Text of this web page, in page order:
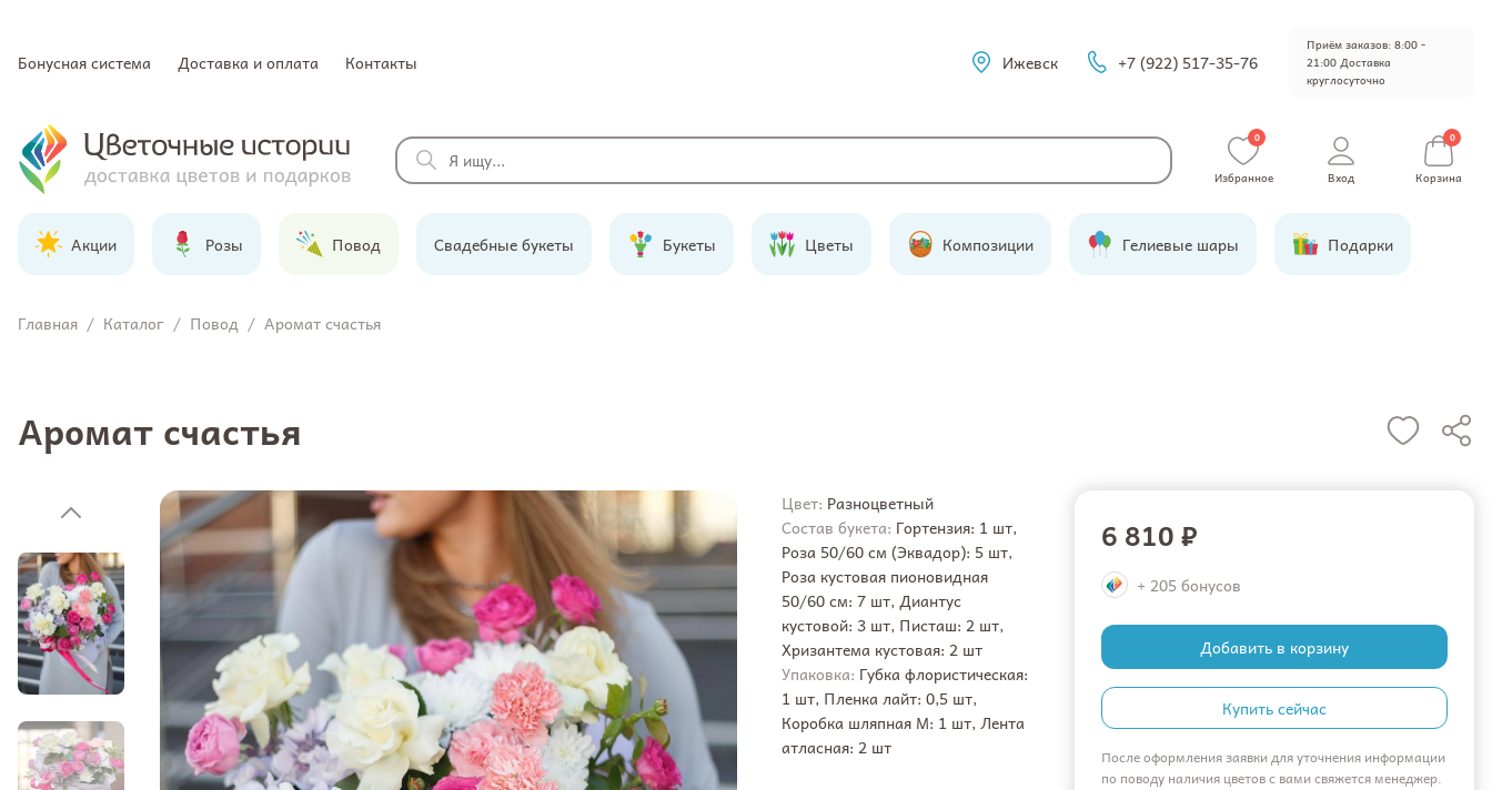
Бонусная система Доставка и оплата Контакты Ижевск +7 (922) 517-35-76
Приём заказов: 8:00 -
21:00 Доставка
круглосуточно
0
Избранное Вход
0
Корзина
Акции Розы Повод Свадебные букеты Букеты Цветы Композиции Гелиевые шары Подарки
Главная / Каталог / Повод / Аромат счастья
Аромат счастья
Цвет: Разноцветный
Состав букета: Гортензия: 1 шт,
Роза 50/60 см (Эквадор): 5 шт,
Роза кустовая пионовидная
50/60 см: 7 шт, Диантус
кустовой: 3 шт, Писташ: 2 шт,
Хризантема кустовая: 2 шт
Упаковка: Губка флористическая:
1 шт, Пленка лайт: 0,5 шт,
Коробка шляпная M: 1 шт, Лента
атласная: 2 шт
6 810 ₽
+ 205 бонусов
Добавить в корзину
Купить сейчас
После оформления заявки для уточнения информации
по поводу наличия цветов с вами свяжется менеджер.